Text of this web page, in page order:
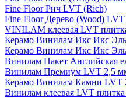
Fine Floor Рич LVT (Rich)
Fine Floor Дерево (Wood) LVT
VINILAM клеевая LVT
Керамо Винилам Икс Икс
Керамо Винилам Икс Икс
Винилам Пакет Английская
Винилам Премиум LVT 2,5
Керамо Винилам Камни LVT
Винилам клеевая LVT